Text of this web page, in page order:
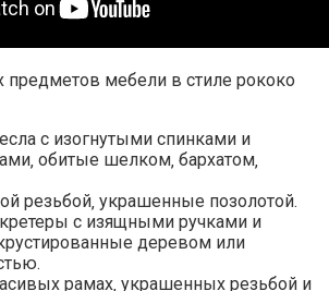
предметов мебели в стиле рококо
с изогнутыми спинками и
обитые шелком‚ бархатом‚
резьбой‚ украшенные позолотой.
с изящными ручками и
деревом или
рамах‚ украшенных резьбой и